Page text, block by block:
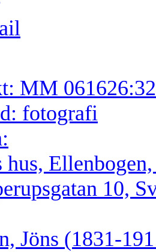
MM
fotografi
hus,
10,
Jöns (1831-